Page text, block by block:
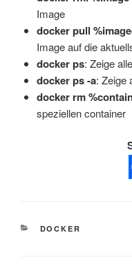
Image
docker pull
Image auf die
docker ps: Zeige
docker ps -a: Zeige
docker rm
speziellen container
KATEGORIEN
DOCKER